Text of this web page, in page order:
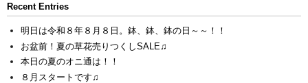
Recent Entries
明日は令和８年８月８日。鉢、鉢、鉢の日～～！！
お盆前！夏の草花売りつくしSALE♫
本日の夏のオニ通は！！
８月スタートです♫